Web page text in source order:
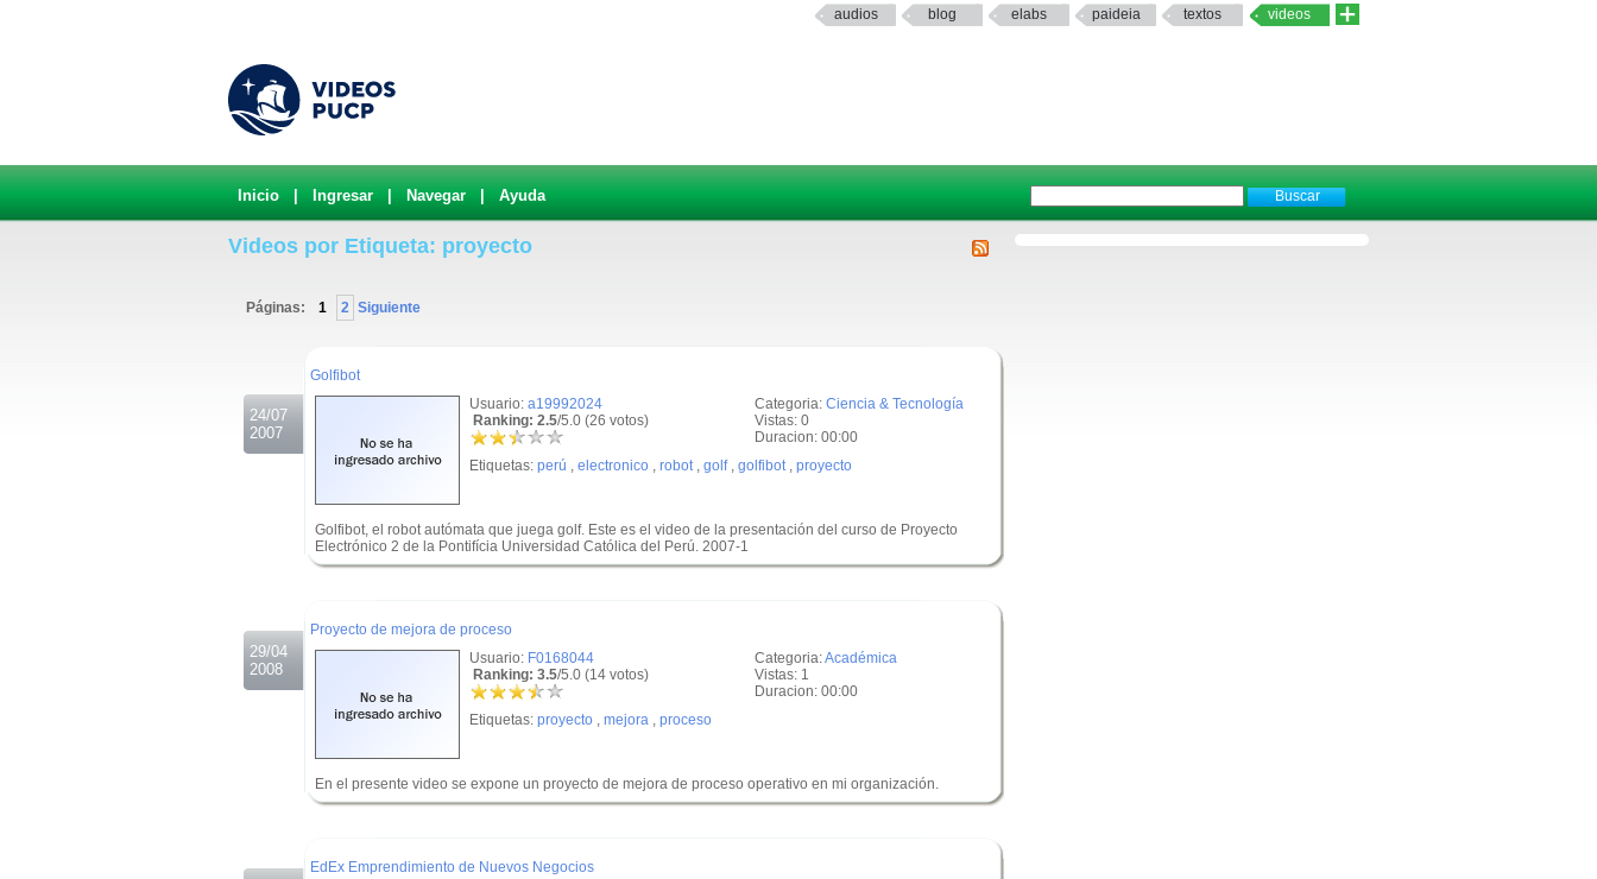
audios blog elabs paideia textos videos
Inicio Ingresar Navegar Ayuda
Videos por Etiqueta: proyecto
Páginas: 1 2 Siguiente
24/07
2007
Golfibot
Categoria: Ciencia & Tecnología
Vistas: 0
Duracion: 00:00
Usuario: a19992024
Ranking: 2.5/5.0 (26 votos)
Etiquetas: perú , electronico , robot, golf, golfibot, proyecto
Golfibot, el robot autómata que juega golf. Este es el video de la presentación del curso de Proyecto
Electrónico 2 de la Pontifícia Universidad Católica del Perú. 2007-1
29/04
2008
Proyecto de mejora de proceso
Categoria:Académica
Vistas: 1
Duracion: 00:00
Usuario: F0168044
Ranking: 3.5/5.0 (14 votos)
Etiquetas: proyecto , mejora , proceso
En el presente video se expone un proyecto de mejora de proceso operativo en mi organización.
EdEx Emprendimiento de Nuevos Negocios